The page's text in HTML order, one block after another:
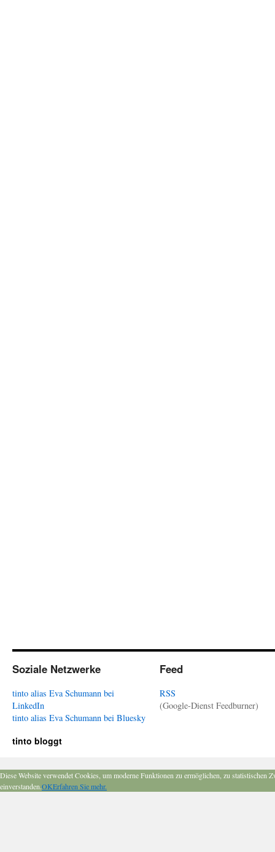
Soziale Netzwerke
tinto alias Eva Schumann bei
LinkedIn
tinto alias Eva Schumann bei Bluesky
Feed
RSS
(Google-Dienst Feedburner)
tinto bloggt
Diese Website verwendet Cookies, um moderne Funktionen zu ermöglichen, zu
einverstanden.OKErfahren Sie mehr.